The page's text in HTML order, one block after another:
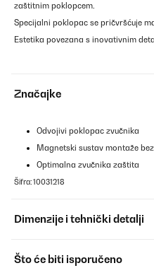
zaštitnim poklopcem.
Specijalni poklopac se pričvršćuje
Estetika povezana s inovativnim
Značajke
Odvojivi poklopac zvučnika
Magnetski sustav montaže
Optimalna zvučnika zaštita
Šifra: 10031218
Dimenzije i tehnički detalji
Što će biti isporučeno